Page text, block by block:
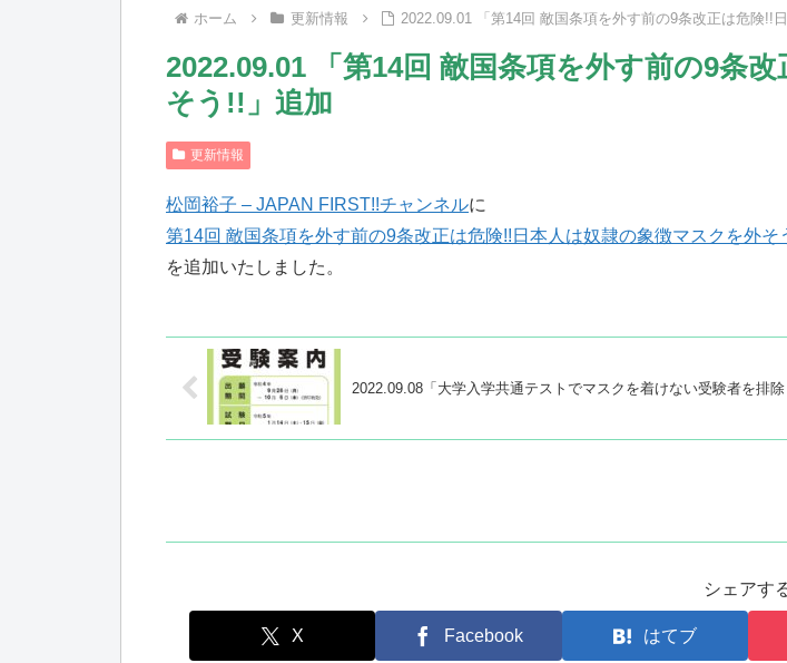
ホーム 更新情報 2022.09.01 「第14回 敵国条項を外す前の9条改正は危険!!️
2022.09.01 「第14回 敵国条項を外す前の9条
そう!!」追加
更新情報
松岡裕子 – JAPAN FIRST!!チャンネルに
第14回 敵国条項を外す前の9条改正は危険!!️日本人は奴隷の象徴マスクを外そ
を追加いたしました。
2022.09.08「大学入学共通テストでマスクを着けない受験者を排
シェアす
X Facebook はてブ